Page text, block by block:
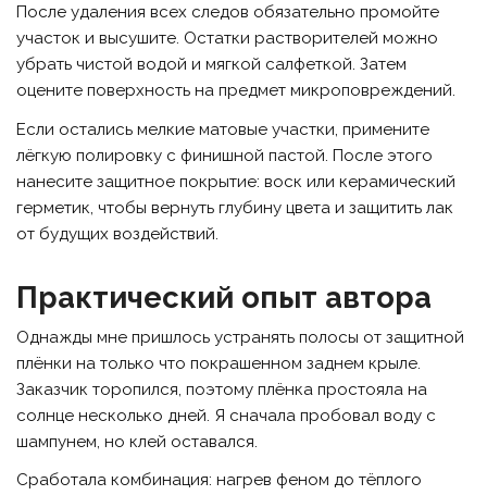
После удаления всех следов обязательно промойте
участок и высушите. Остатки растворителей можно
убрать чистой водой и мягкой салфеткой. Затем
оцените поверхность на предмет микроповреждений.
Если остались мелкие матовые участки, примените
лёгкую полировку с финишной пастой. После этого
нанесите защитное покрытие: воск или керамический
герметик, чтобы вернуть глубину цвета и защитить лак
от будущих воздействий.
Практический опыт автора
Однажды мне пришлось устранять полосы от защитной
плёнки на только что покрашенном заднем крыле.
Заказчик торопился, поэтому плёнка простояла на
солнце несколько дней. Я сначала пробовал воду с
шампунем, но клей оставался.
Сработала комбинация: нагрев феном до тёплого